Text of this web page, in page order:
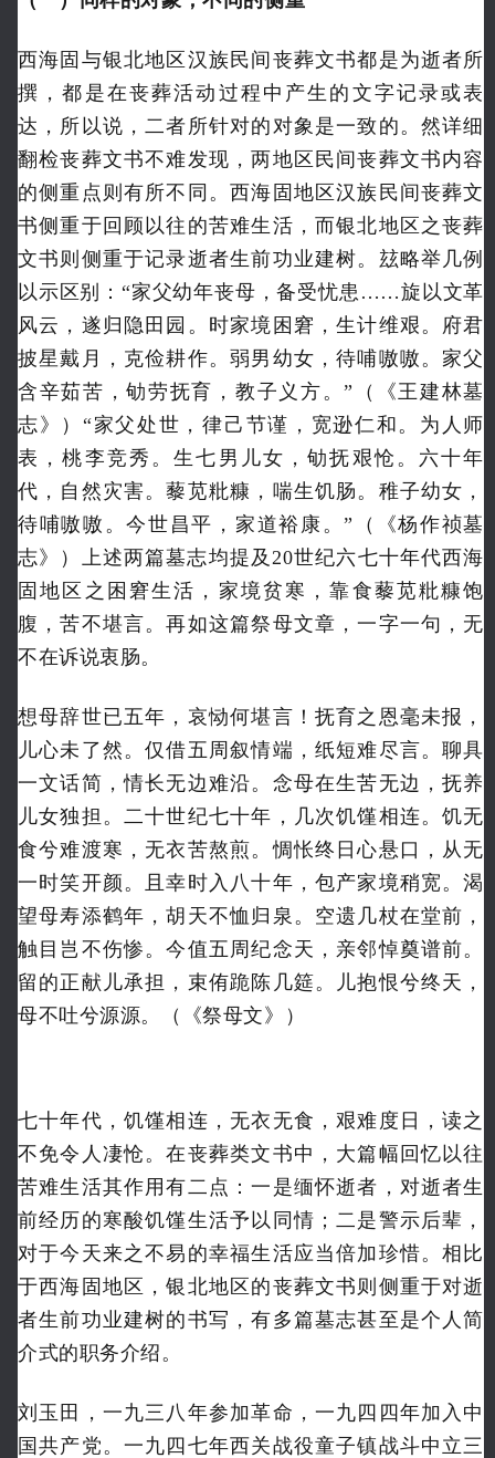
西海固与银北地区汉族民间丧葬文书都是为逝者所
撰，都是在丧葬活动过程中产生的文字记录或表
达，所以说，二者所针对的对象是一致的。然详细
翻检丧葬文书不难发现，两地区民间丧葬文书内容
的侧重点则有所不同。西海固地区汉族民间丧葬文
书侧重于回顾以往的苦难生活，而银北地区之丧葬
文书则侧重于记录逝者生前功业建树。玆略举几例
以示区别：“家父幼年丧母，备受忧患……旋以文革
风云，遂归隐田园。时家境困窘，生计维艰。府君
披星戴月，克俭耕作。弱男幼女，待哺嗷嗷。家父
含辛茹苦，劬劳抚育，教子义方。”（《王建林墓
志》）“家父处世，律己节谨，宽逊仁和。为人师
表，桃李竞秀。生七男儿女，劬抚艰怆。六十年
代，自然灾害。藜苋粃糠，喘生饥肠。稚子幼女，
待哺嗷嗷。今世昌平，家道裕康。”（《杨作祯墓
志》）上述两篇墓志均提及20世纪六七十年代西海
固地区之困窘生活，家境贫寒，靠食藜苋粃糠饱
腹，苦不堪言。再如这篇祭母文章，一字一句，无
不在诉说衷肠。
想母辞世已五年，哀恸何堪言！抚育之恩毫未报，
儿心未了然。仅借五周叙情端，纸短难尽言。聊具
一文话简，情长无边难沿。念母在生苦无边，抚养
儿女独担。二十世纪七十年，几次饥馑相连。饥无
食兮难渡寒，无衣苦熬煎。惆怅终日心悬口，从无
一时笑开颜。且幸时入八十年，包产家境稍宽。渴
望母寿添鹤年，胡天不恤归泉。空遗几杖在堂前，
触目岂不伤惨。今值五周纪念天，亲邻悼奠谱前。
留的正献儿承担，束侑跪陈几筵。儿抱恨兮终天，
母不吐兮源源。（《祭母文》）
七十年代，饥馑相连，无衣无食，艰难度日，读之
不免令人凄怆。在丧葬类文书中，大篇幅回忆以往
苦难生活其作用有二点：一是缅怀逝者，对逝者生
前经历的寒酸饥馑生活予以同情；二是警示后辈，
对于今天来之不易的幸福生活应当倍加珍惜。相比
于西海固地区，银北地区的丧葬文书则侧重于对逝
者生前功业建树的书写，有多篇墓志甚至是个人简
介式的职务介绍。
刘玉田，一九三八年参加革命，一九四四年加入中
国共产党。一九四七年西关战役童子镇战斗中立三